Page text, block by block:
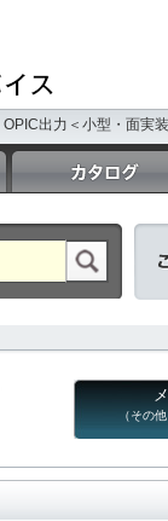
OPIC出力＜小型・面実
（その